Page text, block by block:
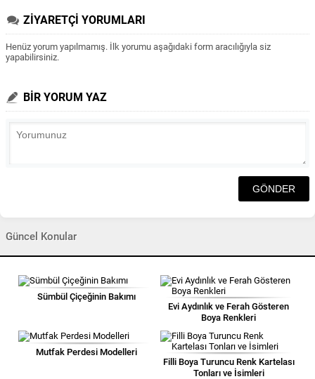
ZİYARETÇİ YORUMLARI
Henüz yorum yapılmamış. İlk yorumu aşağıdaki form aracılığıyla siz
yapabilirsiniz.
BİR YORUM YAZ
Güncel Konular
Sümbül Çiçeğinin Bakımı
Evi Aydınlık ve Ferah Gösteren
Boya Renkleri
Mutfak Perdesi Modelleri
Filli Boya Turuncu Renk Kartelası
Tonları ve İsimleri